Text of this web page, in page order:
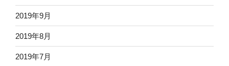
2019年9月
2019年8月
2019年7月